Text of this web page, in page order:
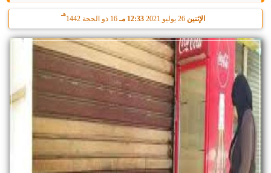
الإثنين 12:33 مـ 16 ذو الحجة 1442
هـ